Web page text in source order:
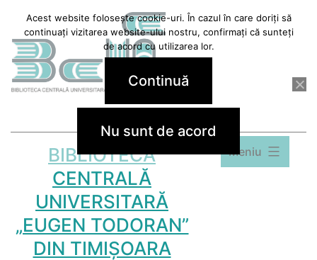
conținut
BIBLIOTECA
CENTRALĂ
UNIVERSITARĂ
„EUGEN TODORAN”
DIN TIMIȘOARA
Meniu
Acest website folosește cookie-uri. În cazul în care doriți să
continuați vizitarea website-ului nostru, confirmați că sunteți
de acord cu utilizarea lor.
Continuă
Nu sunt de acord